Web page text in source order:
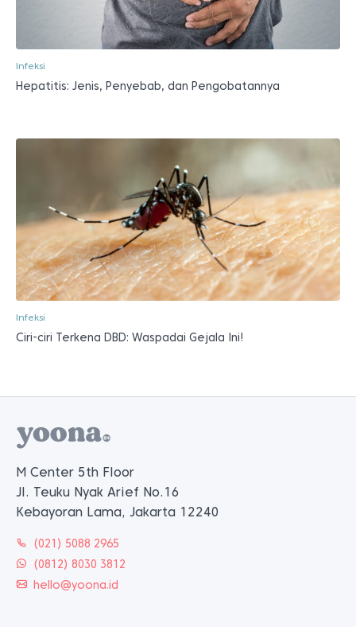
Infeksi
Hepatitis: Jenis, Penyebab, dan Pengobatannya
Infeksi
Ciri-ciri Terkena DBD: Waspadai Gejala Ini!
M Center 5th Floor
Jl. Teuku Nyak Arief No.16
Kebayoran Lama, Jakarta 12240
(021) 5088 2965
(0812) 8030 3812
hello@yoona.id